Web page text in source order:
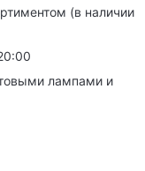
(в наличии
лампами и